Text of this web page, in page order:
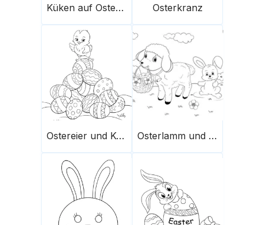
Küken auf Ostereiern Osterkranz
Ostereier und Küken oben drauf Osterlamm und Häschen